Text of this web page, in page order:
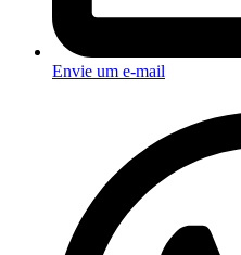
Envie um e-mail